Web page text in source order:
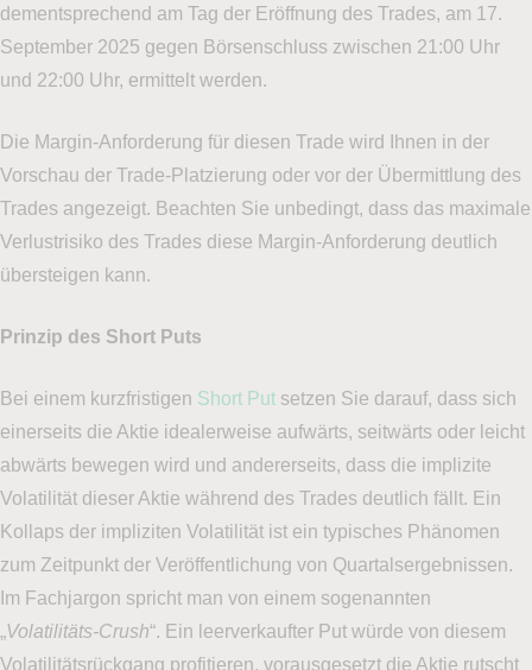
dementsprechend am Tag der Eröffnung des Trades, am 17.
September 2025 gegen Börsenschluss zwischen 21:00 Uhr
und 22:00 Uhr, ermittelt werden.
Die Margin-Anforderung für diesen Trade wird Ihnen in der
Vorschau der Trade-Platzierung oder vor der Übermittlung des
Trades angezeigt. Beachten Sie unbedingt, dass das maximale
Verlustrisiko des Trades diese Margin-Anforderung deutlich
übersteigen kann.
Prinzip des Short Puts
Bei einem kurzfristigen Short Put setzen Sie darauf, dass sich
einerseits die Aktie idealerweise aufwärts, seitwärts oder leicht
abwärts bewegen wird und andererseits, dass die implizite
Volatilität dieser Aktie während des Trades deutlich fällt. Ein
Kollaps der impliziten Volatilität ist ein typisches Phänomen
zum Zeitpunkt der Veröffentlichung von Quartalsergebnissen.
Im Fachjargon spricht man von einem sogenannten
„Volatilitäts-Crush“. Ein leerverkaufter Put würde von diesem
Volatilitätsrückgang profitieren, vorausgesetzt die Aktie rutscht